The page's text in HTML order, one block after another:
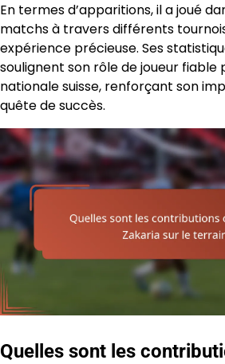
En termes d’apparitions, il a joué
matchs à travers différents
expérience précieuse. Ses
soulignent son rôle de joueur fiable
nationale suisse, renforçant son
quête de succès.
Quelles sont les